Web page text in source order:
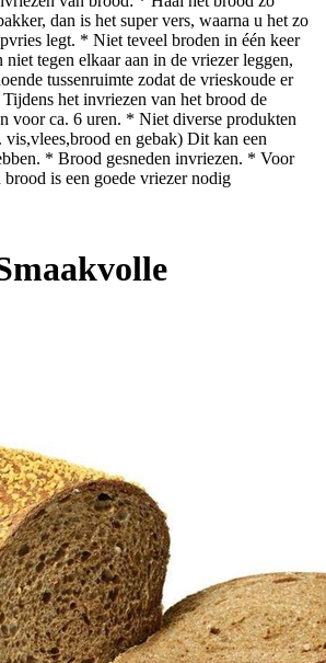
dan is het super vers, waarna u het zo
legt. * Niet teveel broden in één keer
tegen elkaar aan in de vriezer leggen,
tussenruimte zodat de vrieskoude er
het invriezen van het brood de
voor ca. 6 uren. * Niet diverse produkten
en gebak) Dit kan een
* Brood gesneden invriezen. * Voor
is een goede vriezer nodig